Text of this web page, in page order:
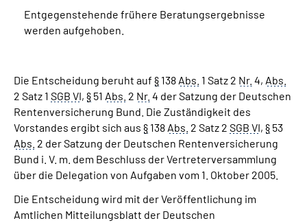
Entgegenstehende frühere Beratungsergebnisse
werden aufgehoben.
Die Entscheidung beruht auf § 138 Abs. 1 Satz 2 Nr. 4, Abs.
2 Satz 1 SGB VI, § 51 Abs. 2 Nr. 4 der Satzung der Deutschen
Rentenversicherung Bund. Die Zuständigkeit des
Vorstandes ergibt sich aus § 138 Abs. 2 Satz 2 SGB VI, § 53
Abs. 2 der Satzung der Deutschen Rentenversicherung
Bund i. V. m. dem Beschluss der Vertreterversammlung
über die Delegation von Aufgaben vom 1. Oktober 2005.
Die Entscheidung wird mit der Veröffentlichung im
Amtlichen Mitteilungsblatt der Deutschen